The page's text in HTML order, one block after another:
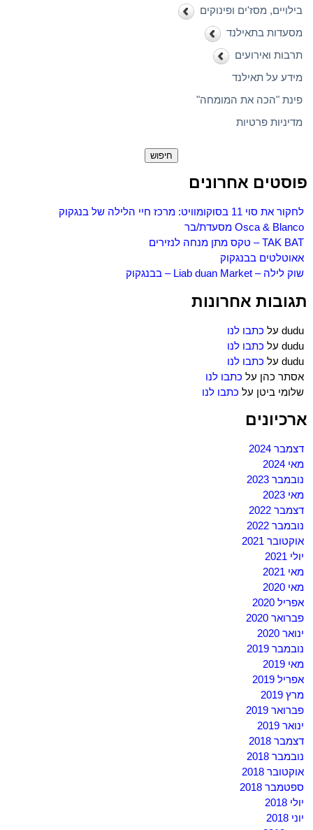
בילויים, מסז'ים ופינוקים
מסעדות בתאילנד
תרבות ואירועים
מידע על תאילנד
פינת "הכה את המומחה"
מדיניות פרטיות
פוסטים אחרונים
לחקור את סוי 11 בסוקומוויט: מרכז חיי הלילה של בנגקוק
Osca & Blanco מסעדת/בר
TAK BAT – טקס מתן מנחה לנזירים
אאוטלטים בבנגקוק
שוק לילה – Liab duan Market – בבנגקוק
תגובות אחרונות
dudu על כתבו לנו
dudu על כתבו לנו
dudu על כתבו לנו
אסתר כהן על כתבו לנו
שלומי ביטן על כתבו לנו
ארכיונים
דצמבר 2024
מאי 2024
נובמבר 2023
מאי 2023
דצמבר 2022
נובמבר 2022
אוקטובר 2021
יולי 2021
מאי 2021
מאי 2020
אפריל 2020
פברואר 2020
ינואר 2020
נובמבר 2019
מאי 2019
אפריל 2019
מרץ 2019
פברואר 2019
ינואר 2019
דצמבר 2018
נובמבר 2018
אוקטובר 2018
ספטמבר 2018
יולי 2018
יוני 2018